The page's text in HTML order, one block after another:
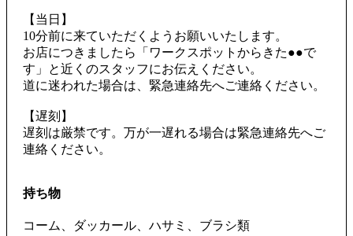
【当日】
10分前に来ていただくようお願いいたします。
お店につきましたら「ワークスポットからきた●●で
す」と近くのスタッフにお伝えください。
道に迷われた場合は、緊急連絡先へご連絡ください。
【遅刻】
遅刻は厳禁です。万が一遅れる場合は緊急連絡先へご
連絡ください。
持ち物
コーム、ダッカール、ハサミ、ブラシ類